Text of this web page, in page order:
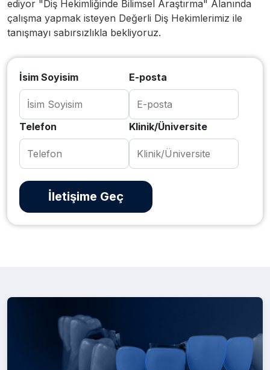
ediyor "Diş Hekimliğinde Bilimsel Araştırma" Alanında
çalışma yapmak isteyen Değerli Diş Hekimlerimiz ile
tanışmayı sabırsızlıkla bekliyoruz.
İsim Soyisim E-posta
Telefon Klinik/Üniversite
İletişime Geç